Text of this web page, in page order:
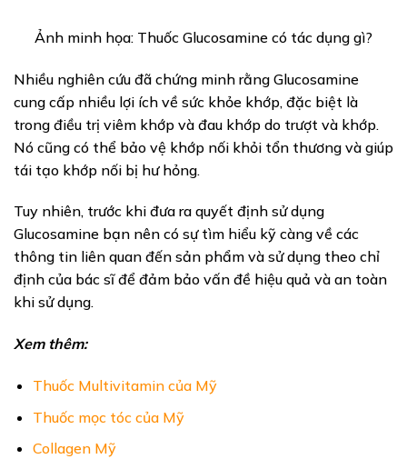
Ảnh minh họa: Thuốc Glucosamine có tác dụng gì?
Nhiều nghiên cứu đã chứng minh rằng Glucosamine
cung cấp nhiều lợi ích về sức khỏe khớp, đặc biệt là
trong điều trị viêm khớp và đau khớp do trượt và khớp.
Nó cũng có thể bảo vệ khớp nối khỏi tổn thương và giúp
tái tạo khớp nối bị hư hỏng.
Tuy nhiên, trước khi đưa ra quyết định sử dụng
Glucosamine bạn nên có sự tìm hiểu kỹ càng về các
thông tin liên quan đến sản phẩm và sử dụng theo chỉ
định của bác sĩ để đảm bảo vấn đề hiệu quả và an toàn
khi sử dụng.
Xem thêm:
Thuốc Multivitamin của Mỹ
Thuốc mọc tóc của Mỹ
Collagen Mỹ